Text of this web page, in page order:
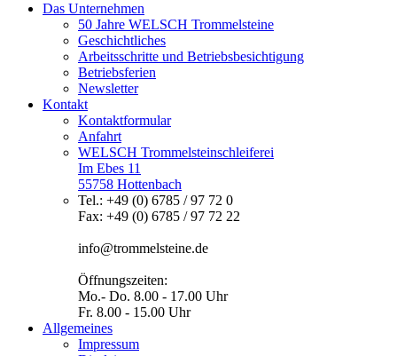
Das Unternehmen
50 Jahre WELSCH Trommelsteine
Geschichtliches
Arbeitsschritte und Betriebsbesichtigung
Betriebsferien
Newsletter
Kontakt
Kontaktformular
Anfahrt
WELSCH Trommelsteinschleiferei
Im Ebes 11
55758 Hottenbach
Tel.: +49 (0) 6785 / 97 72 0
Fax: +49 (0) 6785 / 97 72 22
info@trommelsteine.de
Öffnungszeiten:
Mo.- Do. 8.00 - 17.00 Uhr
Fr. 8.00 - 15.00 Uhr
Allgemeines
Impressum